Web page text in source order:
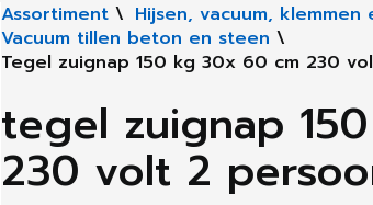
Assortiment\ Hijsen, vacuum, klemmen
Vacuum tillen beton en steen \
Tegel zuignap 150 kg 30x 60 cm 230
tegel zuignap
230 volt 2